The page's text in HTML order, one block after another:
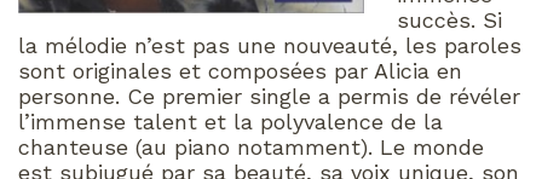
succès. Si
la mélodie n’est pas une nouveauté, les paroles
sont originales et composées par Alicia en
personne. Ce premier single a permis de révéler
l’immense talent et la polyvalence de la
chanteuse (au piano notamment). Le monde
est subjugué par sa beauté, sa voix unique, son